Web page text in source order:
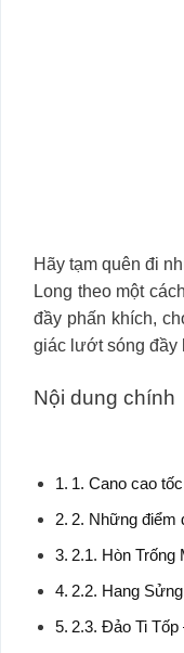
Hãy tạm quên đi
Long theo một
đầy phấn khích,
giác lướt sóng đầy
Nội dung chính
1. Cano cao
2. Những điểm
2.1. Hòn Trống
2.2. Hang
2.3. Đảo Ti